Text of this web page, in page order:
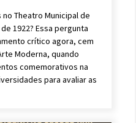
Theatro Municipal de
1922? Essa pergunta
crítico agora, cem
Moderna, quando
comemorativos na
para avaliar as